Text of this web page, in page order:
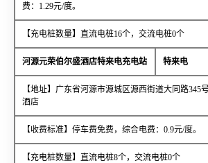
费：1.29元/度。
【充电桩数量】直流电桩16个，交流电桩0个
河源元荣伯尔盛酒店特来电充电站 特来电
【地址】广东省河源市源城区源西街道大同路345
酒店
【收费标准】停车费免费，综合电费：0.9元/度。
【充电桩数量】直流电桩8个，交流电桩0个